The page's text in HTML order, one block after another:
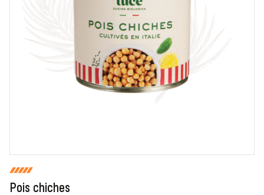
En cochant cette case, je donne mon accord pour que
markal utilise les données saisies dans ce formulaire
pour traiter et afficher le nom saisi, la note et le
commentaire de manière publique sur cette page. Pour
plus d'informations sur le traitement de ces données,
consulter la page des mentions légales. *
Pois chiches